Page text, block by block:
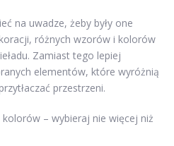
na uwadze, żeby były one
różnych wzorów i kolorów
Zamiast tego lepiej
elementów, które wyróżnią
przestrzeni.
– wybieraj nie więcej niż